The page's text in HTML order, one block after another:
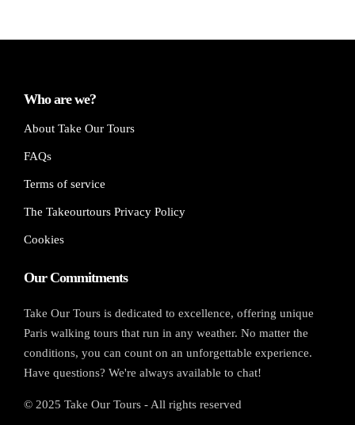
Who are we?
About Take Our Tours
FAQs
Terms of service
The Takeourtours Privacy Policy
Cookies
Our Commitments
Take Our Tours is dedicated to excellence, offering unique
Paris walking tours that run in any weather. No matter the
conditions, you can count on an unforgettable experience.
Have questions? We're always available to chat!
© 2025 Take Our Tours - All rights reserved